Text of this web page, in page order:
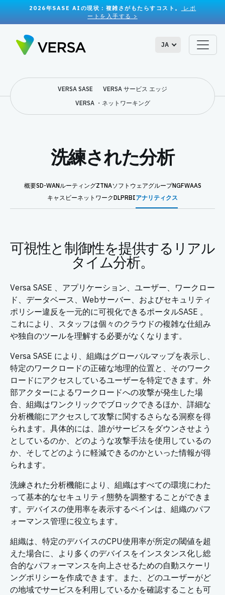
2026年SASE AIの現状：複雑さがもたらすコスト。
レポ
ートを入手する >
JA
VERSA SASE
VERSA サービス エッジ
VERSA ・ネットワーキング
洗練された分析
概要SD-WANルーティングZTNAソフトウェアグループNGFWAAS
キャスビーネットワークDLPRBIアナリティクス
可視性と制御性を提供するリアル
タイム分析。
Versa SASE 、アプリケーション、ユーザー、ワークロー
ド、データベース、Webサーバー、およびセキュリティ
ポリシー違反を一元的に可視化できるポータルSASE 。
これにより、スタッフは個々のクラウドの複雑な仕組み
や独自のツールを理解する必要がなくなります。
Versa SASE により、組織はグローバルマップを表示し、
特定のワークロードの正確な地理的位置と、そのワーク
ロードにアクセスしているユーザーを特定できます。外
部アクターによるワークロードへの攻撃が発生した場
合、組織はワンクリックでブロックできるほか、詳細な
分析機能にアクセスして攻撃に関するさらなる洞察を得
られます。具体的には、誰がサービスをダウンさせよう
としているのか、どのような攻撃手法を使用しているの
か、そしてどのように軽減できるのかといった情報が得
られます。
洗練された分析機能により、組織はすべての環境にわた
って基本的なセキュリティ態勢を調整することができま
す。デバイスの使用率を表示するペインは、組織のパフ
ォーマンス管理に役立ちます。
組織は、特定のデバイスのCPU使用率が所定の閾値を超
えた場合に、より多くのデバイスをインスタンス化し総
合的なパフォーマンスを向上させるための自動スケーリ
ングポリシーを作成できます。また、どのユーザーがど
の地域でサービスを利用しているかを確認することも可